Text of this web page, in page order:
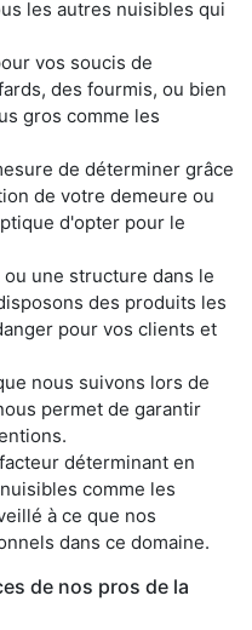
les autres nuisibles qui
vos soucis de
des fourmis, ou bien
gros comme les
de déterminer grâce
de votre demeure ou
d'opter pour le
une structure dans le
des produits les
pour vos clients et
nous suivons lors de
permet de garantir
déterminant en
comme les
à ce que nos
dans ce domaine.
de nos pros de la